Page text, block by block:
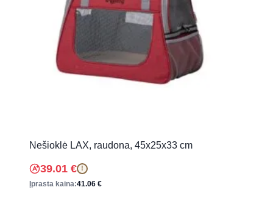
Nešioklė LAX, raudona, 45x25x33 cm
39.01 € !
Įprasta kaina:41.06 €